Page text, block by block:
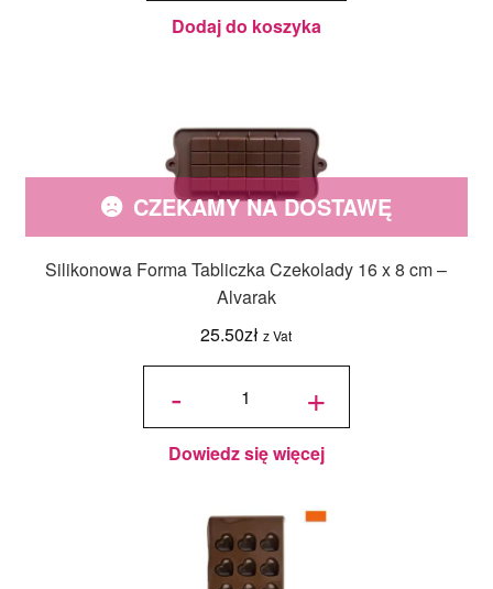
Dodaj do koszyka
Silikonowa Forma Tabliczka Czekolady 16 x 8 cm –
Alvarak
25.50zł z Vat
CZEKAMY NA DOSTAWĘ
-
ilość
Tabliczka
Czekolady
Alvarak +
Dowiedz się więcej